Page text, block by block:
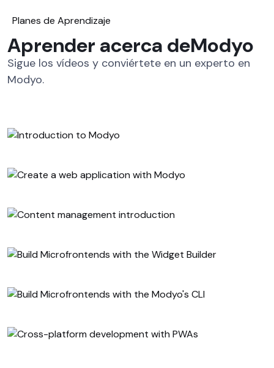
Planes de Aprendizaje
Aprender acerca deModyo
Sigue los vídeos y conviértete en un experto en
Modyo.